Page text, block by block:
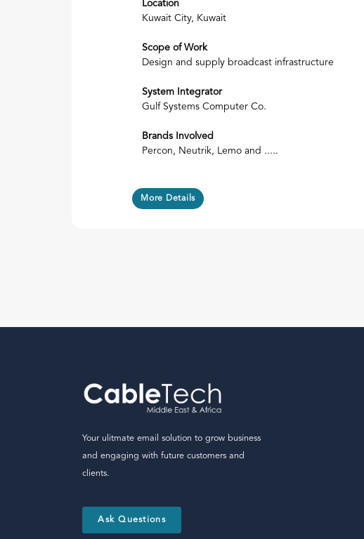
Location
Kuwait City, Kuwait
Scope of Work
Design and supply broadcast infrastructure
System Integrator
Gulf Systems Computer Co.
Brands Involved
Percon, Neutrik, Lemo and .....
More Details
Your ulitmate email solution to grow business
and engaging with future customers and
clients.
Ask Questions